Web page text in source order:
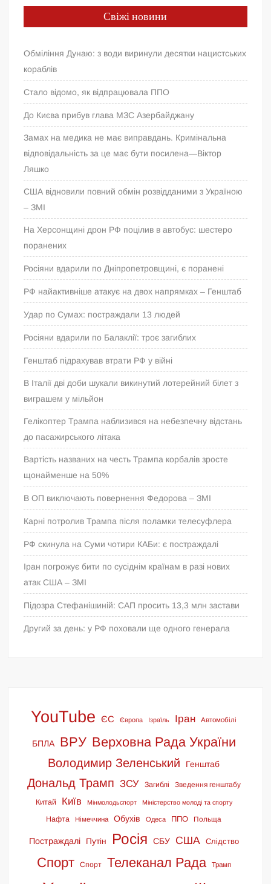
Свіжі новини
Обміління Дунаю: з води виринули десятки нацистських
кораблів
Стало відомо, як відпрацювала ППО
До Києва прибув глава МЗС Азербайджану
Замах на медика не має виправдань. Кримінальна
відповідальність за це має бути посилена—Віктор
Ляшко
США відновили повний обмін розвідданими з Україною
– ЗМІ
На Херсонщині дрон РФ поцілив в автобус: шестеро
поранених
Росіяни вдарили по Дніпропетровщині, є поранені
РФ найактивніше атакує на двох напрямках – Генштаб
Удар по Сумах: постраждали 13 людей
Росіяни вдарили по Балаклії: троє загиблих
Генштаб підрахував втрати РФ у війні
В Італії дві доби шукали викинутий лотерейний білет з
виграшем у мільйон
Гелікоптер Трампа наблизився на небезпечну відстань
до пасажирського літака
Вартість названих на честь Трампа корбалів зросте
щонайменше на 50%
В ОП виключають повернення Федорова – ЗМІ
Карні потролив Трампа після поламки телесуфлера
РФ скинула на Суми чотири КАБи: є постраждалі
Іран погрожує бити по сусіднім країнам в разі нових
атак США – ЗМІ
Підозра Стефанішиній: САП просить 13,3 млн застави
Другий за день: у РФ поховали ще одного генерала
YouTube ЄС Європа Ізраїль Іран Автомобілі
БПЛА ВРУ Верховна Рада України
Володимир Зеленський Генштаб
Дональд Трамп ЗСУ Загиблі Зведення генштабу
Китай Київ Мінмолодьспорт Міністерство молоді та спорту
Нафта Німеччина Обухів Одеса ППО Польща
Постраждалі Путін Росія СБУ США Слідство
Спорт Спорт Телеканал Рада Трамп